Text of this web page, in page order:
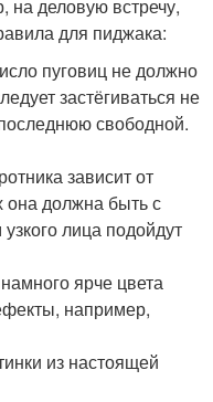
на деловую встречу,
для пиджака:
пуговиц не должно
застёгиваться не
свободной.
зависит от
должна быть с
лица подойдут
ярче цвета
например,
из настоящей